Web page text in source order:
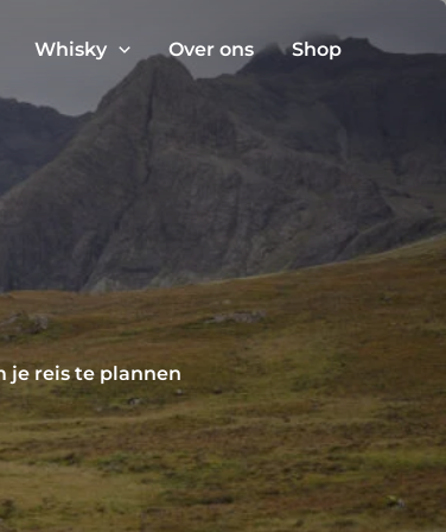
Whisky Over ons Shop
je reis te plannen